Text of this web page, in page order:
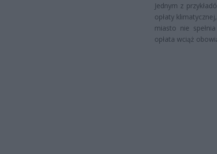
Jednym z
opłaty
miasto nie
opłata wciąż